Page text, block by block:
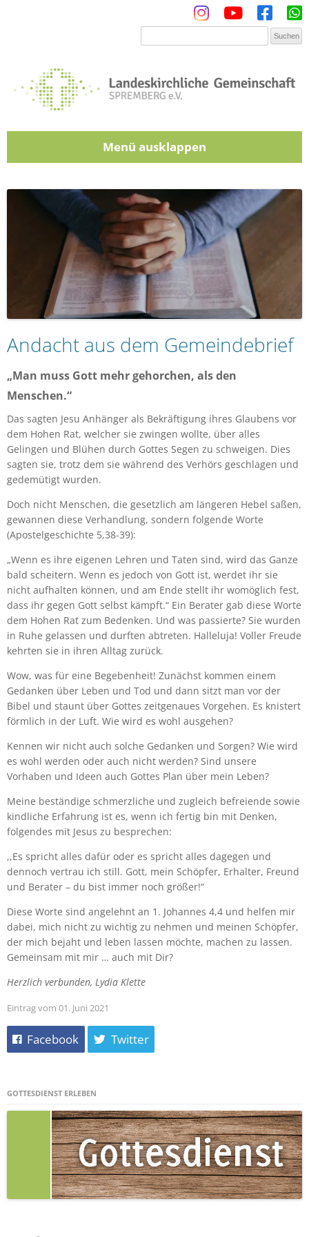
Menü
Andacht aus dem Gemeindebrief
„Man muss Gott mehr gehorchen, als den
Menschen.“
Das sagten Jesu Anhänger als Bekräftigung ihres Glaubens vor
dem Hohen Rat, welcher sie zwingen wollte, über alles
Gelingen und Blühen durch Gottes Segen zu schweigen. Dies
sagten sie, trotz dem sie während des Verhörs geschlagen und
gedemütigt wurden.
Doch nicht Menschen, die gesetzlich am längeren Hebel saßen,
gewannen diese Verhandlung, sondern folgende Worte
(Apostelgeschichte 5,38-39):
„Wenn es ihre eigenen Lehren und Taten sind, wird das Ganze
bald scheitern. Wenn es jedoch von Gott ist, werdet ihr sie
nicht aufhalten können, und am Ende stellt ihr womöglich fest,
dass ihr gegen Gott selbst kämpft.“ Ein Berater gab diese Worte
dem Hohen Rat zum Bedenken. Und was passierte? Sie wurden
in Ruhe gelassen und durften abtreten. Halleluja! Voller Freude
kehrten sie in ihren Alltag zurück.
Wow, was für eine Begebenheit! Zunächst kommen einem
Gedanken über Leben und Tod und dann sitzt man vor der
Bibel und staunt über Gottes zeitgenaues Vorgehen. Es knistert
förmlich in der Luft. Wie wird es wohl ausgehen?
Kennen wir nicht auch solche Gedanken und Sorgen? Wie wird
es wohl werden oder auch nicht werden? Sind unsere
Vorhaben und Ideen auch Gottes Plan über mein Leben?
Meine beständige schmerzliche und zugleich befreiende sowie
kindliche Erfahrung ist es, wenn ich fertig bin mit Denken,
folgendes mit Jesus zu besprechen:
,,Es spricht alles dafür oder es spricht alles dagegen und
dennoch vertrau ich still. Gott, mein Schöpfer, Erhalter, Freund
und Berater – du bist immer noch größer!“
Diese Worte sind angelehnt an 1. Johannes 4,4 und helfen mir
dabei, mich nicht zu wichtig zu nehmen und meinen Schöpfer,
der mich bejaht und leben lassen möchte, machen zu lassen.
Gemeinsam mit mir … auch mit Dir?
Herzlich verbunden, Lydia Klette
Eintrag vom 01. Juni 2021
Facebook Twitter
GOTTESDIENST ERLEBEN